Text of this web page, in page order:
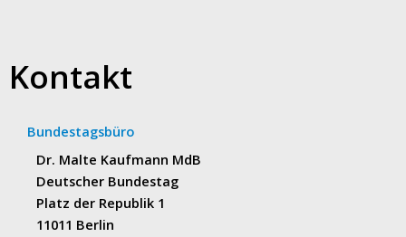
Kontakt
Bundestagsbüro
Dr. Malte Kaufmann MdB
Deutscher Bundestag
Platz der Republik 1
11011 Berlin